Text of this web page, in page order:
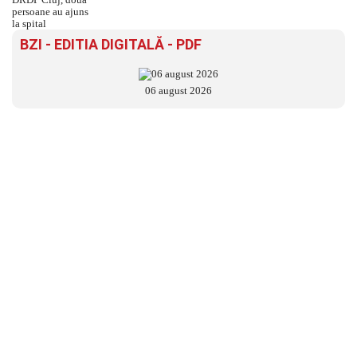
BZI - EDITIA DIGITALĂ - PDF
06 august 2026